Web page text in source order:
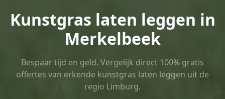
Kunstgras laten leggen in
Merkelbeek
Bespaar tijd en geld. Vergelijk direct 100% gratis
offertes van erkende kunstgras laten leggen uit de
regio Limburg.